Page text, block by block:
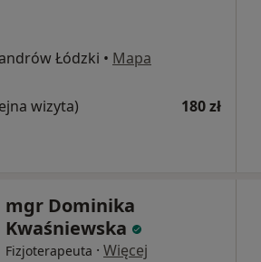
Łódzki • Mapa
wizyta) 180 zł
mgr Dominika
Kwaśniewska
Fizjoterapeuta · Więcej